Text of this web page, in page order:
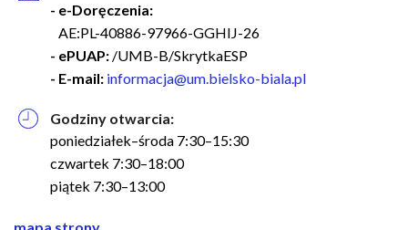
- e-Doręczenia:
AE:PL-40886-97966-GGHIJ-26
- ePUAP: /UMB-B/SkrytkaESP
- E-mail: informacja@um.bielsko-biala.pl
Godziny otwarcia:
poniedziałek–środa 7:30–15:30
czwartek 7:30–18:00
piątek 7:30–13:00
nawigacja
mapa strony